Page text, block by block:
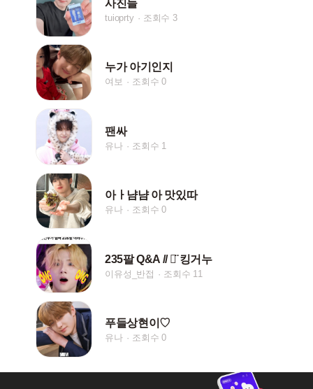
사진들
tuioprty 조회수 3
누가 아기인지
여보 조회수 0
팬싸
유나 조회수 1
아ㅏ냠냠 아 맛있따
유나 조회수 0
235팔 Q&A // ‪ᯅ̈ 킹거누
이유성_반접 조회수 11
푸들상현이♡
유나 조회수 0